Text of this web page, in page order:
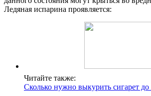
Ледяная испарина проявляется:
Читайте также:
Сколько нужно выкурить сигарет до